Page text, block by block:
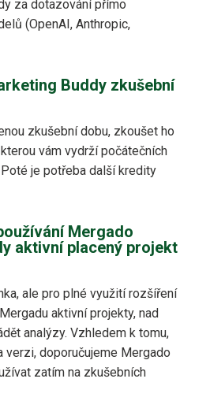
za dotazování přímo
(OpenAI, Anthropic,
Buddy zkušební
zkušební dobu, zkoušet ho
vám vydrží počátečních
je potřeba další kredity
Mergado
aktivní placený projekt
ale pro plné využití rozšíření
aktivní projekty, nad
analýzy. Vzhledem k tomu,
verzi, doporučujeme Mergado
zatím na zkušebních